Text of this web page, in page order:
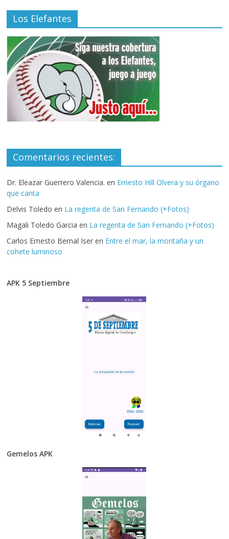
Los Elefantes
Comentarios recientes:
Dr. Eleazar Guerrero Valencia. en Ernesto Hill Olvera y su órgano
que canta
Delvis Toledo en La regenta de San Fernando (+Fotos)
Magali Toledo Garcia en La regenta de San Fernando (+Fotos)
Carlos Ernesto Bernal Iser en Entre el mar, la montaña y un
cohete luminoso
APK 5 Septiembre
Gemelos APK